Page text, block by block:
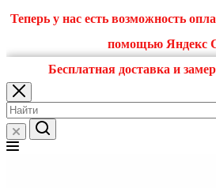
Теперь у нас есть возможность
помощью Яндекс
Бесплатная доставка и